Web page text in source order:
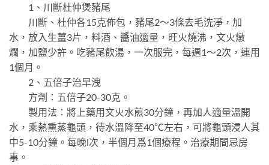
1、川斷杜仲煲豬尾
川斷、杜仲各15克佈包，豬尾2～3條去毛洗淨，加
水，放入生薑3片，料酒、醬油適量，旺火燒沸，文火燉
爛，加鹽少許。吃豬尾飲湯，一次服完，每週1～2次，連用
1個月。
2、五倍子治早洩
方劑：五倍子20-30克。
製用法：將上藥用文火水煎30分鐘，再加人適量溫開
水，乘熱熏蒸龜頭，待水溫降至40℃左右，可將龜頭浸人其
中5-10分鐘。每晚l次，半個月爲1個療程。治療期間忌房
事。